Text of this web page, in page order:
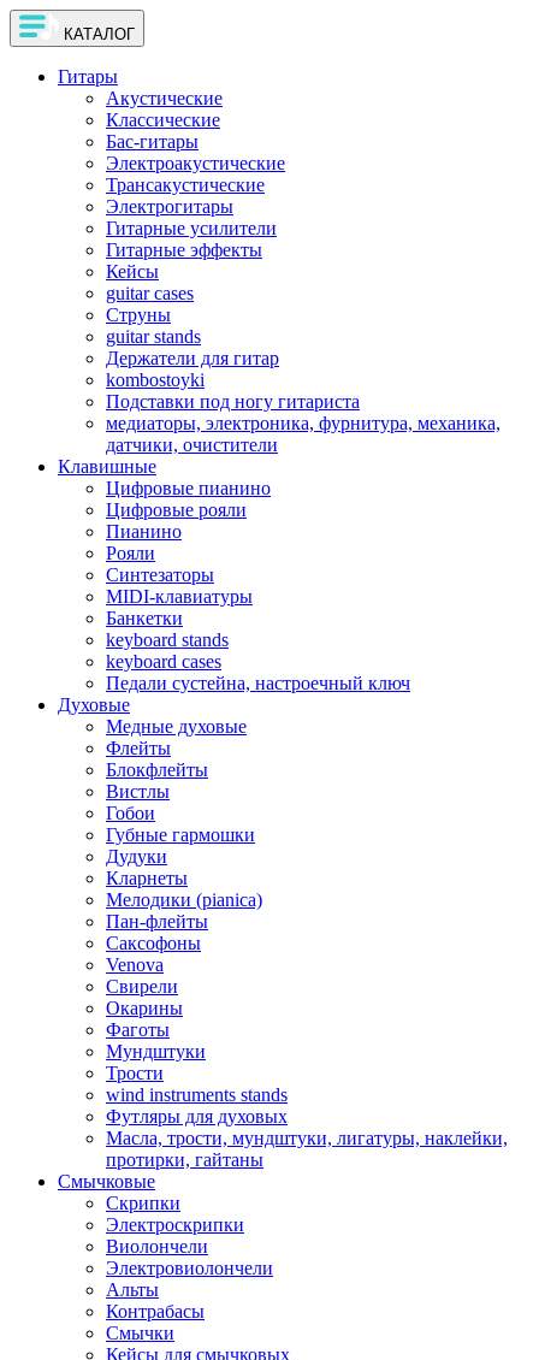
КАТАЛОГ
Гитары
Акустические
Классические
Бас-гитары
Электроакустические
Трансакустические
Электрогитары
Гитарные усилители
Гитарные эффекты
Кейсы
guitar cases
Струны
guitar stands
Держатели для гитар
kombostoyki
Подставки под ногу гитариста
медиаторы, электроника, фурнитура, механика,
датчики, очистители
Клавишные
Цифровые пианино
Цифровые рояли
Пианино
Рояли
Синтезаторы
MIDI-клавиатуры
Банкетки
keyboard stands
keyboard cases
Педали сустейна, настроечный ключ
Духовые
Медные духовые
Флейты
Блокфлейты
Вистлы
Гобои
Губные гармошки
Дудуки
Кларнеты
Мелодики (pianica)
Пан-флейты
Саксофоны
Venova
Свирели
Окарины
Фаготы
Мундштуки
Трости
wind instruments stands
Футляры для духовых
Масла, трости, мундштуки, лигатуры, наклейки,
протирки, гайтаны
Смычковые
Скрипки
Электроскрипки
Виолончели
Электровиолончели
Альты
Контрабасы
Смычки
Кейсы для смычковых